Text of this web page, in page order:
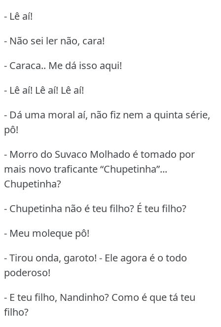
- Lê aí!
- Não sei ler não, cara!
- Caraca.. Me dá isso aqui!
- Lê aí! Lê aí! Lê aí!
- Dá uma moral aí, não fiz nem a quinta série,
pô!
- Morro do Suvaco Molhado é tomado por
mais novo traficante “Chupetinha”...
Chupetinha?
- Chupetinha não é teu filho? É teu filho?
- Meu moleque pô!
- Tirou onda, garoto! - Ele agora é o todo
poderoso!
- E teu filho, Nandinho? Como é que tá teu
filho?